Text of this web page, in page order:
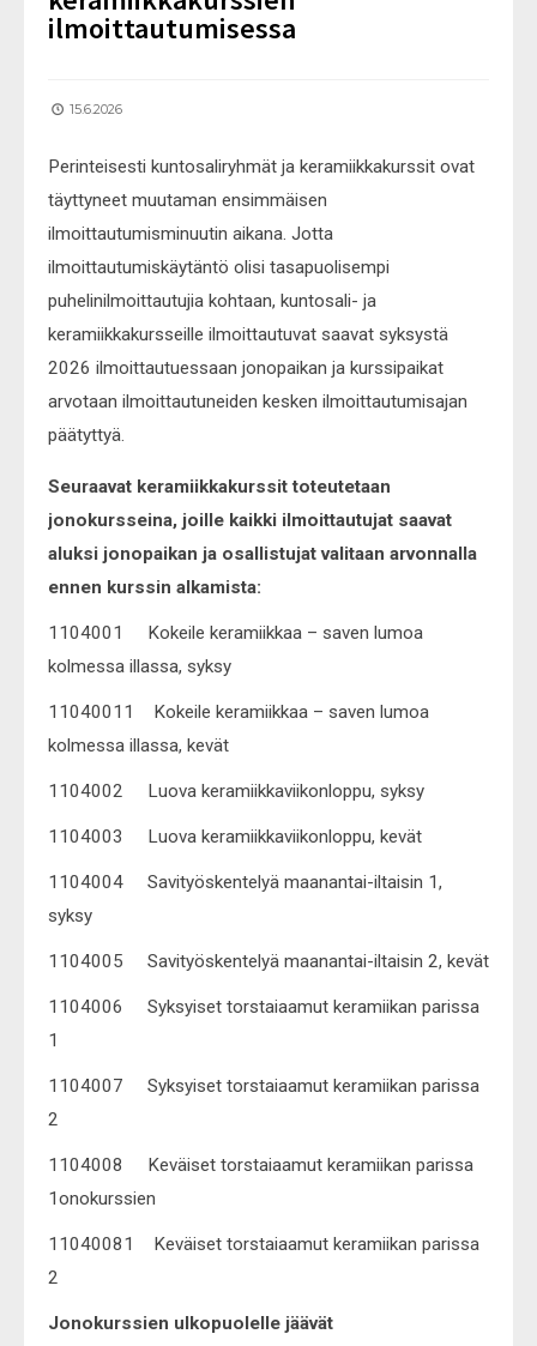
ilmoittautumisessa
15.6.2026
Perinteisesti kuntosaliryhmät ja keramiikkakurssit ovat
täyttyneet muutaman ensimmäisen
ilmoittautumisminuutin aikana. Jotta
ilmoittautumiskäytäntö olisi tasapuolisempi
puhelinilmoittautujia kohtaan, kuntosali- ja
keramiikkakursseille ilmoittautuvat saavat syksystä
2026 ilmoittautuessaan jonopaikan ja kurssipaikat
arvotaan ilmoittautuneiden kesken ilmoittautumisajan
päätyttyä.
Seuraavat keramiikkakurssit toteutetaan
jonokursseina, joille kaikki ilmoittautujat saavat
aluksi jonopaikan ja osallistujat valitaan arvonnalla
ennen kurssin alkamista:
1104001 Kokeile keramiikkaa – saven lumoa
kolmessa illassa, syksy
11040011 Kokeile keramiikkaa – saven lumoa
kolmessa illassa, kevät
1104002 Luova keramiikkaviikonloppu, syksy
1104003 Luova keramiikkaviikonloppu, kevät
1104004 Savityöskentelyä maanantai-iltaisin 1,
syksy
1104005 Savityöskentelyä maanantai-iltaisin 2, kevät
1104006 Syksyiset torstaiaamut keramiikan parissa
1
1104007 Syksyiset torstaiaamut keramiikan parissa
2
1104008 Keväiset torstaiaamut keramiikan parissa
1onokurssien
11040081 Keväiset torstaiaamut keramiikan parissa
2
Jonokurssien ulkopuolelle jäävät